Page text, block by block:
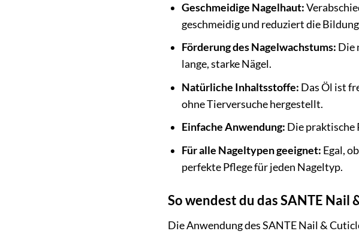
Geschmeidige Nagelhaut:
geschmeidig und reduziert die
Förderung des Nagelwachstums: Die
lange, starke Nägel.
Natürliche Inhaltsstoffe: Das Öl ist
ohne Tierversuche hergestellt.
Einfache Anwendung: Die praktische
Für alle Nageltypen geeignet: Egal,
perfekte Pflege für jeden Nageltyp.
So wendest du das SANTE
Die Anwendung des SANTE Nail &